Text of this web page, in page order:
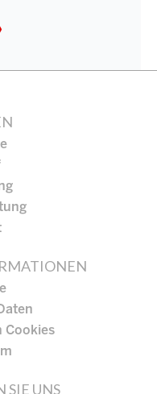
Cookies
SIE UNS